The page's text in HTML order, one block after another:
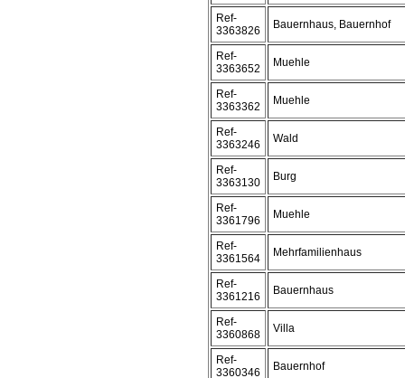
Ref-
3363826
Bauernhaus, Bauernhof
Ref-
3363652
Muehle
Ref-
3363362
Muehle
Ref-
3363246
Wald
Ref-
3363130
Burg
Ref-
3361796
Muehle
Ref-
3361564
Mehrfamilienhaus
Ref-
3361216
Bauernhaus
Ref-
3360868
Villa
Ref-
3360346
Bauernhof